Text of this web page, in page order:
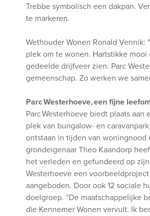
Trebbe symbolisch een dakpan.
te markeren.
Wethouder Wonen Ronald
plek om te wonen. Hartstikke
gedeelde drijfveer zien. Parc
gemeenschap. Zo werken we
Parc Westerhoeve, een fijne
Parc Westerhoeve biedt plaats
plek van bungalow- en
ontstaan in tijden van woningnood
grondeigenaar Theo Kaandorp
het verleden en gefundeerd op
Westerhoeve een
aangeboden. Door ook 12 sociale
doelgroep. “De maatschappelijke
die Kennemer Wonen vervult. Ik